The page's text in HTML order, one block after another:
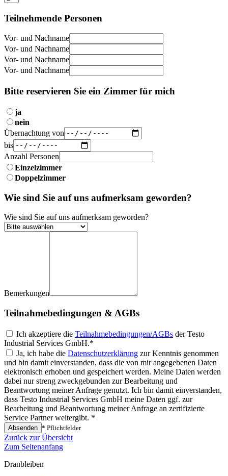
Teilnehmende Personen
Vor- und Nachname
Vor- und Nachname
Vor- und Nachname
Vor- und Nachname
Bitte reservieren Sie ein Zimmer für mich
ja
nein
Übernachtung von
bis
Anzahl Personen
Einzelzimmer
Doppelzimmer
Wie sind Sie auf uns aufmerksam geworden?
Wie sind Sie auf uns aufmerksam geworden?
Bemerkungen
Teilnahmebedingungen & AGBs
Ich akzeptiere die Teilnahmebedingungen/AGBs der Testo
Industrial Services GmbH.*
Ja, ich habe die Datenschutzerklärung zur Kenntnis genommen
und bin damit einverstanden, dass die von mir angegebenen Daten
elektronisch erhoben und gespeichert werden. Meine Daten werden
dabei nur streng zweckgebunden zur Bearbeitung und
Beantwortung meiner Anfrage genutzt. Ich bin damit einverstanden,
dass Testo Industrial Services GmbH meine Daten ggf. zur
Bearbeitung und Beantwortung meiner Anfrage an zertifizierte
Service Partner weitergibt. *
Absenden * Pflichtfelder
Zurück zur Übersicht
Zum Seitenanfang
Dranbleiben